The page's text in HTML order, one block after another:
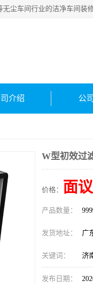
介绍 公
W型初效过
价格： 面议
产品数量：
发货地址： 广
关键词： 济
发布日期：